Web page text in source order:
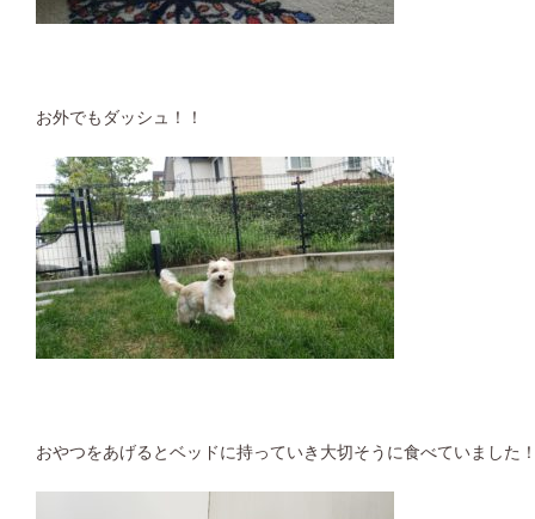
お外でもダッシュ！！
おやつをあげるとベッドに持っていき大切そうに食べていました